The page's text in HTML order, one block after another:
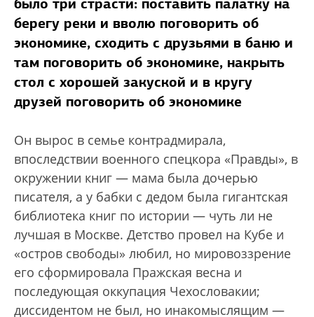
было три страсти: поставить палатку на
берегу реки и вволю поговорить об
экономике, сходить с друзьями в баню и
там поговорить об экономике, накрыть
стол с хорошей закуской и в кругу
друзей поговорить об экономике
Он вырос в семье контрадмирала,
впоследствии военного спецкора «Правды», в
окружении книг — мама была дочерью
писателя, а у бабки с дедом была гигантская
библиотека книг по истории — чуть ли не
лучшая в Москве. Детство провел на Кубе и
«остров свободы» любил, но мировоззрение
его сформировала Пражская весна и
последующая оккупация Чехословакии;
диссидентом не был, но инакомыслящим —